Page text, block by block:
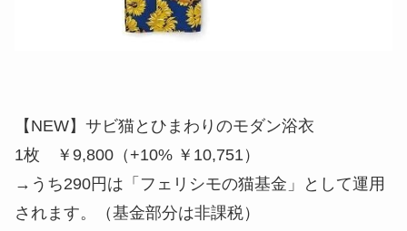
【NEW】サビ猫とひまわりのモダン浴衣
1枚 ￥9,800（+10% ￥10,751）
→うち290円は「フェリシモの猫基金」として運用
されます。（基金部分は非課税）